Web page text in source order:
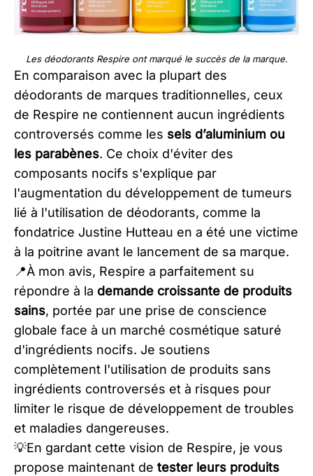
Les déodorants Respire ont marqué le succès de la marque.
En comparaison avec la plupart des
déodorants de marques traditionnelles, ceux
de Respire ne contiennent aucun ingrédients
controversés comme les sels d’aluminium ou
les parabènes. Ce choix d'éviter des
composants nocifs s'explique par
l'augmentation du développement de tumeurs
lié à l'utilisation de déodorants, comme la
fondatrice Justine Hutteau en a été une victime
à la poitrine avant le lancement de sa marque.
📍À mon avis, Respire a parfaitement su
répondre à la demande croissante de produits
sains, portée par une prise de conscience
globale face à un marché cosmétique saturé
d'ingrédients nocifs. Je soutiens
complètement l'utilisation de produits sans
ingrédients controversés et à risques pour
limiter le risque de développement de troubles
et maladies dangereuses.
💡En gardant cette vision de Respire, je vous
propose maintenant de tester leurs produits